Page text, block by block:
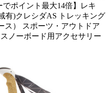
ポイント最大14倍】レキ
有)クレシダAS トレッキング
ス） スポーツ・アウトドア
ノーボード用アクセサリー